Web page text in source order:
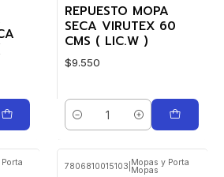
REPUESTO MOPA
SECA VIRUTEX 60
CMS ( LIC.W )
$9.550
Cantidad
7806810015103 Mopas y Porta
Mopas